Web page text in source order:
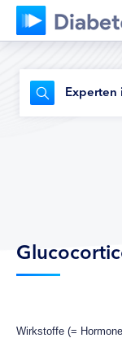
Experten
Wirkstoffe (=